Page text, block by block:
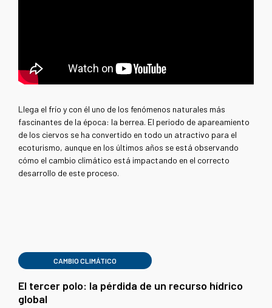
Llega el frío y con él uno de los fenómenos naturales más
fascinantes de la época: la berrea. El periodo de apareamiento
de los ciervos se ha convertido en todo un atractivo para el
ecoturismo, aunque en los últimos años se está observando
cómo el cambio climático está impactando en el correcto
desarrollo de este proceso.
CAMBIO CLIMÁTICO
El tercer polo: la pérdida de un recurso hídrico
global